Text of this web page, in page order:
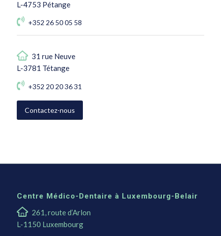
L-4753 Pétange
+352 26 50 05 58
31 rue Neuve
L-3781 Tétange
+352 20 20 36 31
Contactez-nous
Centre Médico-Dentaire à Luxembourg-Belair
261, route d’Arlon
L-1150 Luxembourg